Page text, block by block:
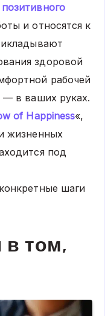
позитивного
и относятся к
здоровой
рабочей
— в ваших руках.
of Happiness«,
жизненных
под
шаги
том,